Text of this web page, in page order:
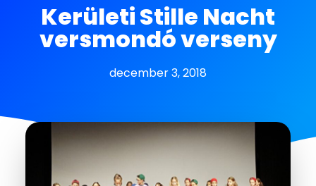
Kerületi Stille Nacht
versmondó verseny
december 3, 2018